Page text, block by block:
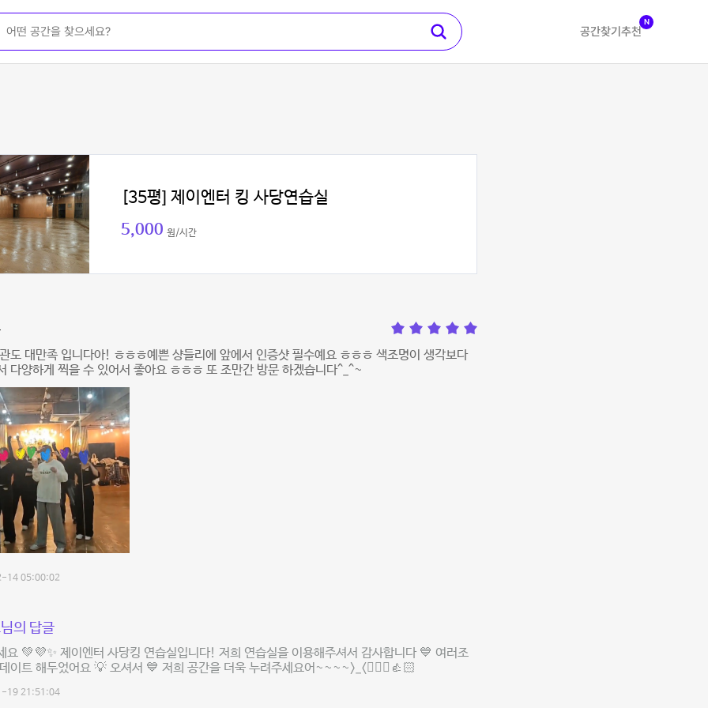
공간찾기 추천
N
[35평] 제이엔터 킹 사당연습실
5,000 원/시간
도 대만족 입니다아! ㅎㅎㅎ예쁜 샹들리에 앞에서 인증샷 필수예요 ㅎㅎㅎ 색조명이 생각보다
다양하게 찍을 수 있어서 좋아요 ㅎㅎㅎ 또 조만간 방문 하겠습니다^_^~
14 05:00:02
의 답글
요 💚💜✨ 제이엔터 사당킹 연습실입니다! 저희 연습실을 이용해주셔서 감사합니다 💙 여러조
이트 해두었어요 💡 오셔서 💙 저희 공간을 더욱 누려주세요어~~~~>_<🙇🏻‍♀️👍🏻
19 21:51:04